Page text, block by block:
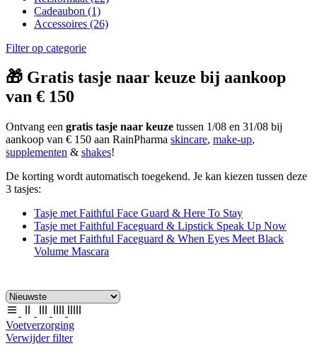
Cadeaubon (1)
Accessoires (26)
Filter op categorie
🎁 Gratis tasje naar keuze bij aankoop
van € 150
Ontvang een gratis tasje naar keuze tussen 1/08 en 31/08 bij
aankoop van € 150 aan RainPharma skincare, make-up,
supplementen & shakes!
De korting wordt automatisch toegekend. Je kan kiezen tussen deze
3 tasjes:
Tasje met Faithful Face Guard & Here To Stay
Tasje met Faithful Faceguard & Lipstick Speak Up Now
Tasje met Faithful Faceguard & When Eyes Meet Black
Volume Mascara
Voetverzorging
Verwijder filter